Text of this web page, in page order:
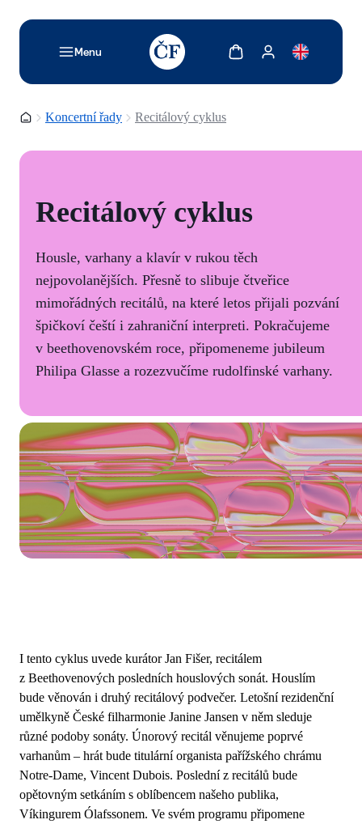
Menu
TODO: Add description for reader
Zobrazit košíkZobrazit můj účet
Domovská stránka
Koncertní řady Recitálový cyklus
Recitálový cyklus
Housle, varhany a klavír v rukou těch
nejpovolanějších. Přesně to slibuje čtveřice
mimořádných recitálů, na které letos přijali pozvání
špičkoví čeští i zahraniční interpreti. Pokračujeme
v beethovenovském roce, připomeneme jubileum
Philipa Glasse a rozezvučíme rudolfinské varhany.
I tento cyklus uvede kurátor Jan Fišer, recitálem
z Beethovenových posledních houslových sonát. Houslím
bude věnován i druhý recitálový podvečer. Letošní rezidenční
umělkyně České filharmonie Janine Jansen v něm sleduje
různé podoby sonáty. Únorový recitál věnujeme poprvé
varhanům – hrát bude titulární organista pařížského chrámu
Notre-Dame, Vincent Dubois. Poslední z recitálů bude
opětovným setkáním s oblíbencem našeho publika,
Víkingurem Ólafssonem. Ve svém programu připomene